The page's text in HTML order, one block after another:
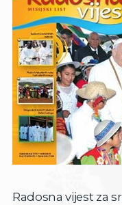
Radosna vijest za